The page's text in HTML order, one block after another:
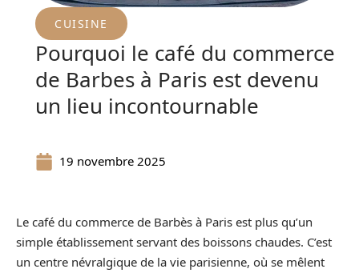
CUISINE
Pourquoi le café du commerce
de Barbes à Paris est devenu
un lieu incontournable
19 novembre 2025
Le café du commerce de Barbès à Paris est plus qu’un
simple établissement servant des boissons chaudes. C’est
un centre névralgique de la vie parisienne, où se mêlent